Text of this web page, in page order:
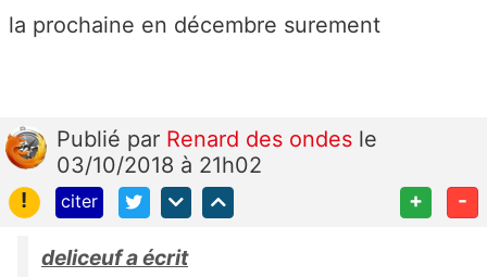
la prochaine en décembre surement
Publié par Renard des ondes le
03/10/2018 à 21h02
!
citer + -
deliceuf a écrit